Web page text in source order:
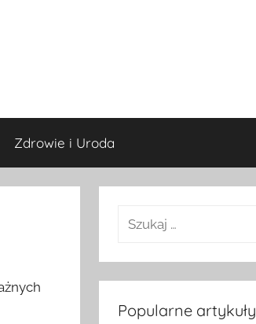
Zdrowie i Uroda
u
k
a
Popularne artykuły